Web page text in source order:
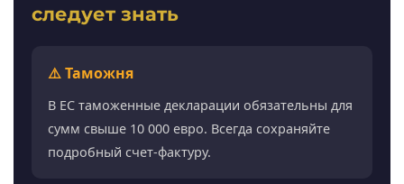
следует знать
⚠️ Таможня
В ЕС таможенные декларации обязательны для
сумм свыше 10 000 евро. Всегда сохраняйте
подробный счет-фактуру.